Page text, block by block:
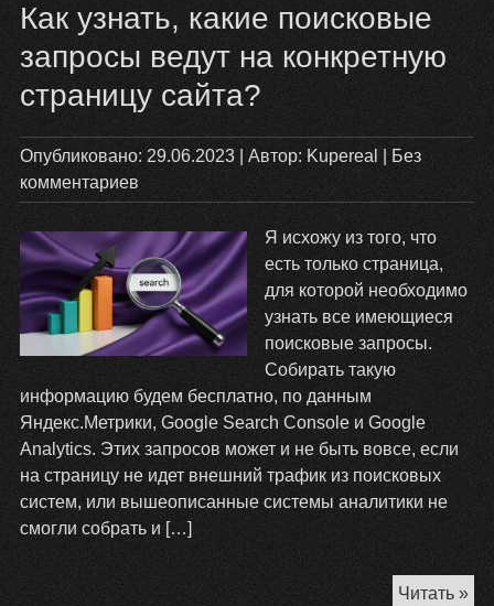
Как узнать, какие поисковые
запросы ведут на конкретную
страницу сайта?
Опубликовано: 29.06.2023| Автор: Kupereal
Без
комментариев
Я исхожу из того, что
есть только страница,
для которой необходимо
узнать все имеющиеся
поисковые запросы.
Собирать такую
информацию будем бесплатно, по данным
Яндекс.Метрики, Google Search Console и Google
Analytics. Этих запросов может и не быть вовсе, если
на страницу не идет внешний трафик из поисковых
систем, или вышеописанные системы аналитики не
смогли собрать и […]
Читать »